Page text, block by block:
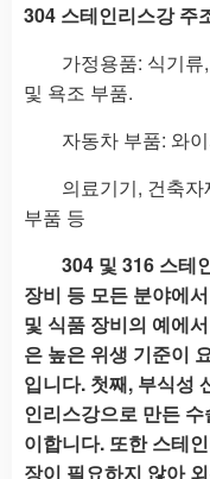
304 스테인리스강 주
가정용품: 식기류,
및 욕조 부품.
자동차 부품: 와이
의료기기, 건축자
부품 등
304 및 316 스테
장비 등 모든 분야에
및 식품 장비의 예에
은 높은 위생 기준이
입니다. 첫째, 부식성
인리스강으로 만든
이합니다. 또한 스테
장이 필요하지 않아